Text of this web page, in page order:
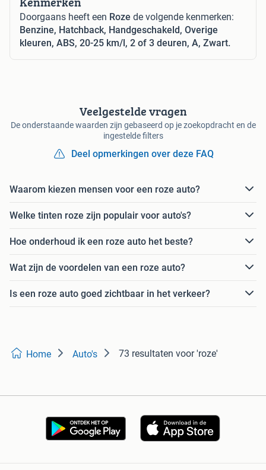
Doorgaans heeft een Roze de volgende kenmerken:
Benzine, Hatchback, Handgeschakeld, Overige
kleuren, ABS, 20-25 km/l, 2 of 3 deuren, A, Zwart.
Veelgestelde vragen
De onderstaande waarden zijn gebaseerd op je zoekopdracht en de
ingestelde filters
Deel opmerkingen over deze FAQ
Waarom kiezen mensen voor een roze auto?
Welke tinten roze zijn populair voor auto's?
Hoe onderhoud ik een roze auto het beste?
Wat zijn de voordelen van een roze auto?
Is een roze auto goed zichtbaar in het verkeer?
Home Auto's 73 resultaten voor 'roze'